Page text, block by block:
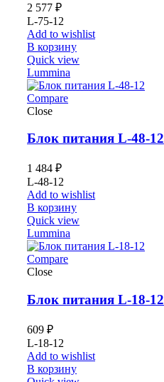
2 577 ₽
L-75-12
Add to wishlist
В корзину
Quick view
Lummina
Compare
Close
Блок питания L-48-12
1 484 ₽
L-48-12
Add to wishlist
В корзину
Quick view
Lummina
Compare
Close
Блок питания L-18-12
609 ₽
L-18-12
Add to wishlist
В корзину